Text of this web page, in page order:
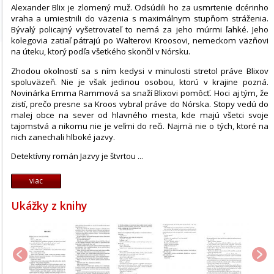
Alexander Blix je zlomený muž. Odsúdili ho za usmrtenie dcérinho
vraha a umiestnili do väzenia s maximálnym stupňom stráženia.
Bývalý policajný vyšetrovateľ to nemá za jeho múrmi ľahké. Jeho
kolegovia zatiaľ pátrajú po Walterovi Kroosovi, nemeckom väzňovi
na úteku, ktorý podľa všetkého skončil v Nórsku.
Zhodou okolností sa s ním kedysi v minulosti stretol práve Blixov
spoluväzeň. Nie je však jedinou osobou, ktorú v krajine pozná.
Novinárka Emma Rammová sa snaží Blixovi pomôcť. Hoci aj tým, že
zistí, prečo presne sa Kroos vybral práve do Nórska. Stopy vedú do
malej obce na sever od hlavného mesta, kde majú všetci svoje
tajomstvá a nikomu nie je veľmi do reči. Najmä nie o tých, ktoré na
nich zanechali hlboké jazvy.
Detektívny román Jazvy je štvrtou ...
viac
Ukážky z knihy